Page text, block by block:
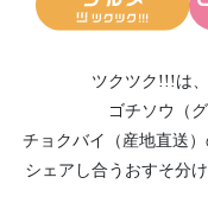
ツクツク!!!は、
ゴチソウ（グ
チョクバイ（産地直送）
シェアし合う おすそ分